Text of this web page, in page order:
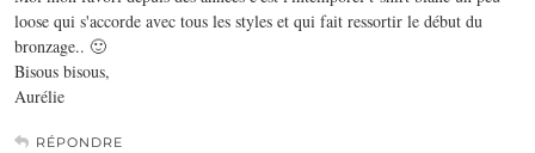
loose qui s'accorde avec tous les styles et qui fait ressortir le début du
bronzage.. 🙂
Bisous bisous,
Aurélie
RÉPONDRE